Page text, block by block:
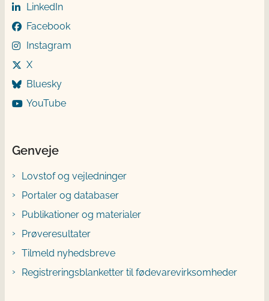
LinkedIn
Facebook
Instagram
X
Bluesky
YouTube
Genveje
Lovstof og vejledninger
Portaler og databaser
Publikationer og materialer
Prøveresultater
Tilmeld nyhedsbreve
Registreringsblanketter til fødevarevirksomheder